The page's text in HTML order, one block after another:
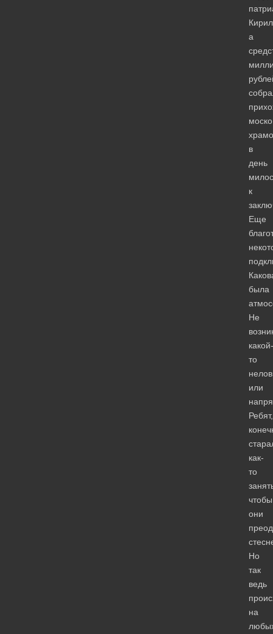
а
в
день
к
Еще
была
Не
какой-
то
или
Ребят,
как-
то
чтобы
они
Но
так
ведь
на